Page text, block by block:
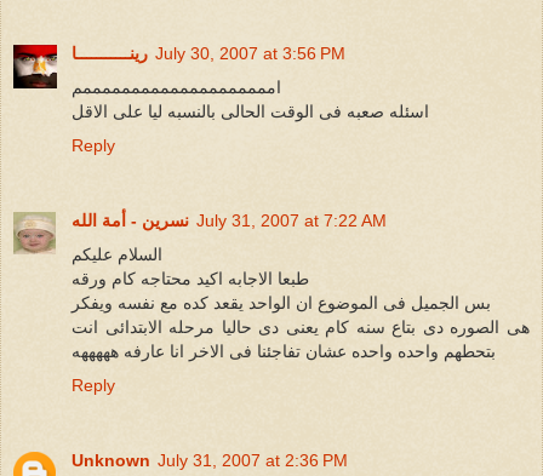
رينـــــــــــا July 30, 2007 at 3:56 PM
اممممممممممممممممممممم
اسئله صعبه فى الوقت الحالى بالنسبه ليا على الاقل
Reply
نسرين - أمة الله July 31, 2007 at 7:22 AM
السلام عليكم
طبعا الاجابه اكيد محتاجه كام ورقه
بس الجميل فى الموضوع ان الواحد يقعد كده مع نفسه ويفكر
هى الصوره دى بتاع سنه كام يعنى دى حاليا مرحله الابتدائى انت
بتحطهم واحده واحده عشان تفاجئنا فى الاخر انا عارفه هههههه
Reply
Unknown July 31, 2007 at 2:36 PM